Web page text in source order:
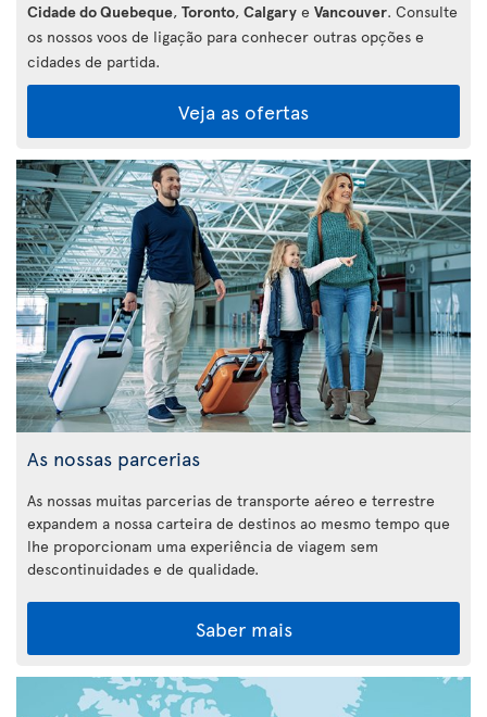
Cidade do Quebeque, Toronto, Calgary e Vancouver. Consulte
os nossos voos de ligação para conhecer outras opções e
cidades de partida.
Veja as ofertas
As nossas parcerias
As nossas muitas parcerias de transporte aéreo e terrestre
expandem a nossa carteira de destinos ao mesmo tempo que
lhe proporcionam uma experiência de viagem sem
descontinuidades e de qualidade.
Saber mais